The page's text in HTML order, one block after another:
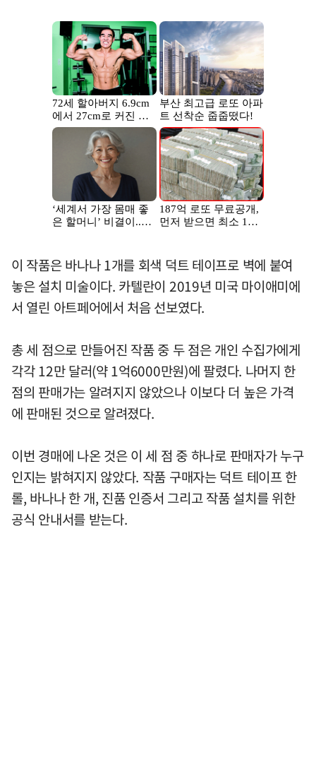
이 작품은 바나나 1개를 회색 덕트 테이프로 벽에 붙여
놓은 설치 미술이다. 카텔란이 2019년 미국 마이애미에
서 열린 아트페어에서 처음 선보였다.
총 세 점으로 만들어진 작품 중 두 점은 개인 수집가에게
각각 12만 달러(약 1억6000만원)에 팔렸다. 나머지 한
점의 판매가는 알려지지 않았으나 이보다 더 높은 가격
에 판매된 것으로 알려졌다.
이번 경매에 나온 것은 이 세 점 중 하나로 판매자가 누구
인지는 밝혀지지 않았다. 작품 구매자는 덕트 테이프 한
롤, 바나나 한 개, 진품 인증서 그리고 작품 설치를 위한
공식 안내서를 받는다.